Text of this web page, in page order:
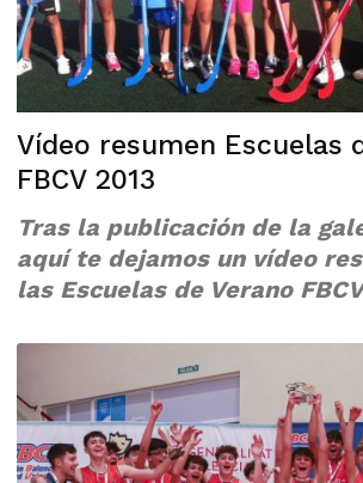
Vídeo resumen Escuelas
FBCV 2013
Tras la publicación de la
aquí te dejamos un vídeo
las Escuelas de Verano